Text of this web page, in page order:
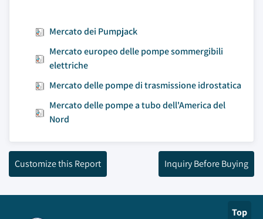
Mercato dei Pumpjack
Mercato europeo delle pompe sommergibili
elettriche
Mercato delle pompe di trasmissione idrostatica
Mercato delle pompe a tubo dell'America del
Nord
Customize this Report Inquiry Before Buying
Top